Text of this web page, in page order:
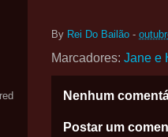
By Rei Do Bailão -
Marcadores: Jane e
Nenhum
Postar um